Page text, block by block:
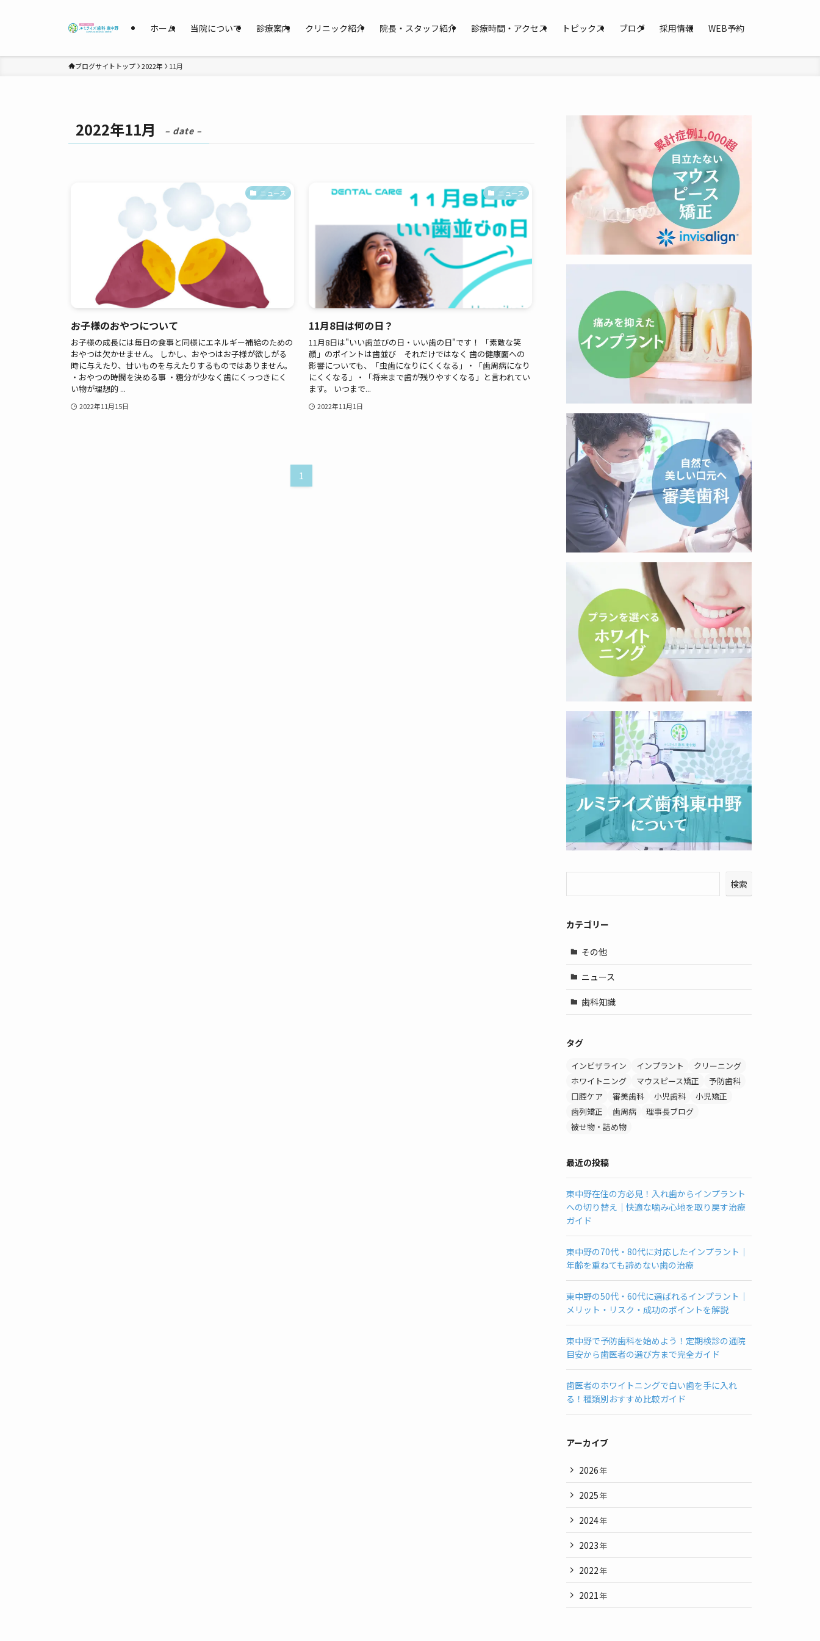
ホーム 当院について 診療案内 クリニック紹介 院長・スタッフ紹介 診療時間・アクセス トピックス ブログ 採用情報 WEB予約
ブログサイトトップ 2022年 11月
2022年11月 – date –
ニュース
お子様のおやつについて
お子様の成長には毎日の食事と同様にエネルギー補給のための
おやつは欠かせません。 しかし、おやつはお子様が欲しがる
時に与えたり、甘いものを与えたりするものではありません。
・おやつの時間を決める事 ・糖分が少なく歯にくっつきにく
い物が理想的 ...
2022年11月15日
ニュース
11月8日は何の日？
11月8日は"いい歯並びの日・いい歯の日"です！ 「素敵な笑
顔」のポイントは歯並び それだけではなく 歯の健康面への
影響についても、「虫歯になりにくくなる」・「歯周病になり
にくくなる」・「将来まで歯が残りやすくなる」と言われてい
ます。 いつまで...
2022年11月1日
1
検索
カテゴリー
その他
ニュース
歯科知識
タグ
インビザライン インプラント
クリーニング
ホワイトニング
マウスピース矯正
予防歯科
口腔ケア
審美歯科 小児歯科
小児矯正
歯列矯正
歯周病
理事長ブログ
被せ物・詰め物
最近の投稿
東中野在住の方必見！入れ歯からインプラント
への切り替え｜快適な噛み心地を取り戻す治療
ガイド
東中野の70代・80代に対応したインプラント｜
年齢を重ねても諦めない歯の治療
東中野の50代・60代に選ばれるインプラント｜
メリット・リスク・成功のポイントを解説
東中野で予防歯科を始めよう！定期検診の通院
目安から歯医者の選び方まで完全ガイド
歯医者のホワイトニングで白い歯を手に入れ
る！種類別おすすめ比較ガイド
アーカイブ
2026年
2025年
2024年
2023年
2022年
2021 年